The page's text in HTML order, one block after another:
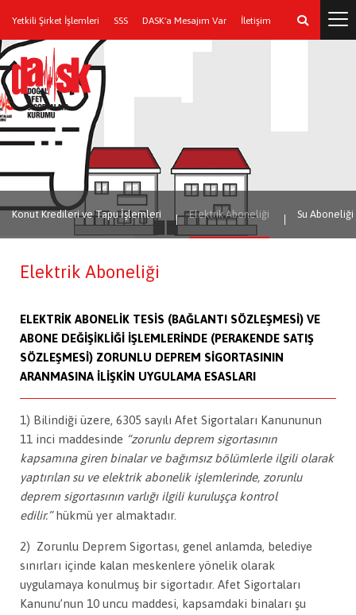
Yetkili Şirket İşlemleri SSS DASK'a Mesajım Var İletişim
Konut Kredileri ve Tapu İşlemleri Elektrik Aboneliği Su Aboneliği
Elektrik Aboneliği
ELEKTRİK ABONELİK TESİS (BAĞLANTI SÖZLEŞMESİ) VE
ABONE DEĞİŞİKLİĞİ İŞLEMLERİNDE (PERAKENDE SATIŞ
SÖZLEŞMESİ) ZORUNLU DEPREM SİGORTASININ
ARANMASINA İLİŞKİN UYGULAMA ESASLARI
1) Bilindiği üzere, 6305 sayılı Afet Sigortaları Kanununun
11 inci maddesinde “zorunlu deprem sigortasının
kapsamına giren binalar ve bağımsız bölümlerle ilgili olarak
yaptırılan su ve elektrik abonelik işlemlerinde, zorunlu
deprem sigortasının varlığı ilgili kuruluşça kontrol
edilir.”hükmü yer almaktadır.
2) Zorunlu Deprem Sigortası, genel anlamda, belediye
sınırları içinde kalan meskenlere yönelik olarak
uygulamaya konulmuş bir sigortadır. Afet Sigortaları
Kanunu’nun 10 uncu maddesi, kapsamdaki binaları şu